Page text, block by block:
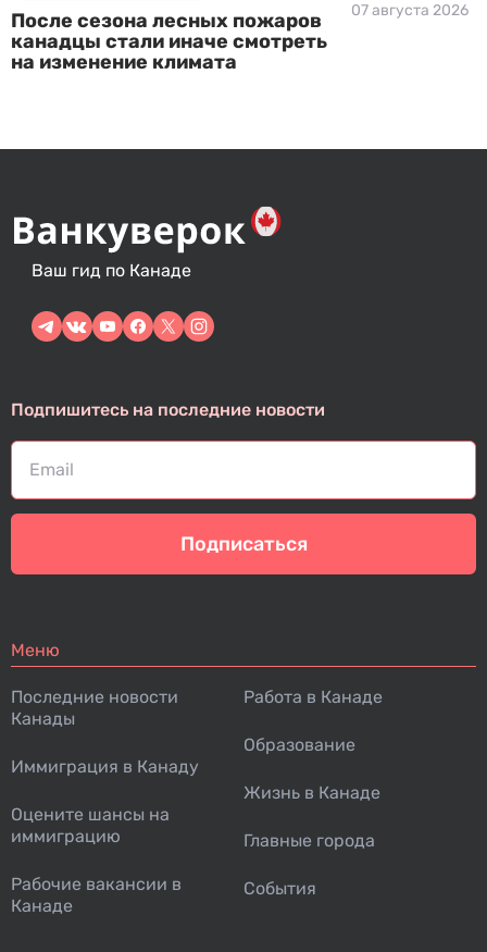
После сезона лесных пожаров
канадцы стали иначе смотреть
на изменение климата
07 августа 2026
Ваш гид по Канаде
Подпишитесь на последние новости
Подписаться
Меню
Последние новости
Канады
Иммиграция в Канаду
Оцените шансы на
иммиграцию
Рабочие вакансии в
Канаде
Работа в Канаде
Образование
Жизнь в Канаде
Главные города
События